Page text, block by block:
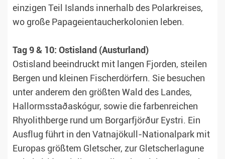
einzigen Teil Islands innerhalb des Polarkreises,
wo große Papageientaucherkolonien leben.
Tag 9 & 10: Ostisland (Austurland)
Ostisland beeindruckt mit langen Fjorden, steilen
Bergen und kleinen Fischerdörfern. Sie besuchen
unter anderem den größten Wald des Landes,
Hallormsstaðaskógur, sowie die farbenreichen
Rhyolithberge rund um Borgarfjörður Eystri. Ein
Ausflug führt in den Vatnajökull-Nationalpark mit
Europas größtem Gletscher, zur Gletscherlagune